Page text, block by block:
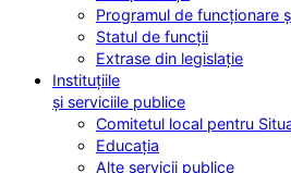
Programul de funcționare
Statul de funcții
Extrase din legislație
Instituțiile
și serviciile publice
Comitetul local pentru
Educația
Alte servicii publice